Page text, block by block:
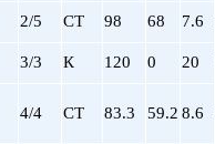
2/5 СТ 98 68 7.6
3/3 К 120 0 20
4/4 СТ 83.3 59.2 8.6